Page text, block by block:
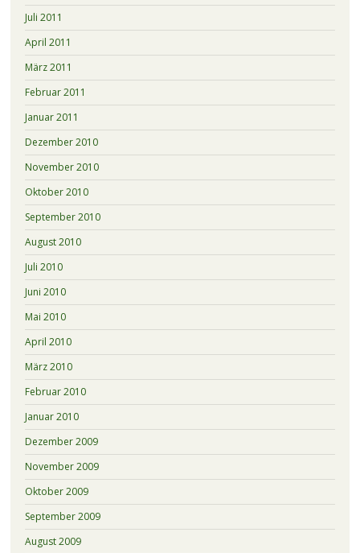
Juli 2011
April 2011
März 2011
Februar 2011
Januar 2011
Dezember 2010
November 2010
Oktober 2010
September 2010
August 2010
Juli 2010
Juni 2010
Mai 2010
April 2010
März 2010
Februar 2010
Januar 2010
Dezember 2009
November 2009
Oktober 2009
September 2009
August 2009